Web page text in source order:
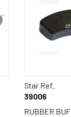
Star Ref.
39006
RUBBER